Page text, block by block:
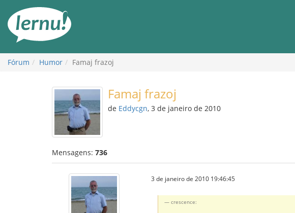
conteúdo
Fórum Humor Famaj frazoj
Famaj frazoj
de Eddycgn, 3 de janeiro de 2010
Mensagens: 736
3 de janeiro de 2010 19:46:45
crescence: